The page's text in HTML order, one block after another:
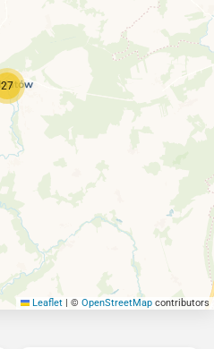
27
Leaflet | © OpenStreetMap contributors